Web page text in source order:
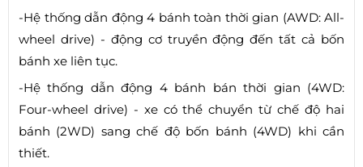
-Hệ thống dẫn động 4 bánh toàn thời gian (AWD: All-
wheel drive) - động cơ truyền động đến tất cả bốn
bánh xe liên tục.
-Hệ thống dẫn động 4 bánh bán thời gian (4WD:
Four-wheel drive) - xe có thể chuyển từ chế độ hai
bánh (2WD) sang chế độ bốn bánh (4WD) khi cần
thiết.